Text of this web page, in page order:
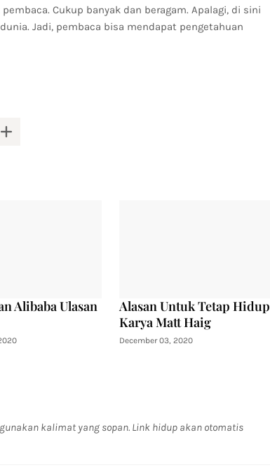
Cukup banyak dan beragam. Apalagi, di sini
Jadi, pembaca bisa mendapat pengetahuan
Alibaba Ulasan
Alasan Untuk Tetap Hidup
Karya Matt Haig
December 03, 2020
kalimat yang sopan. Link hidup akan otomatis